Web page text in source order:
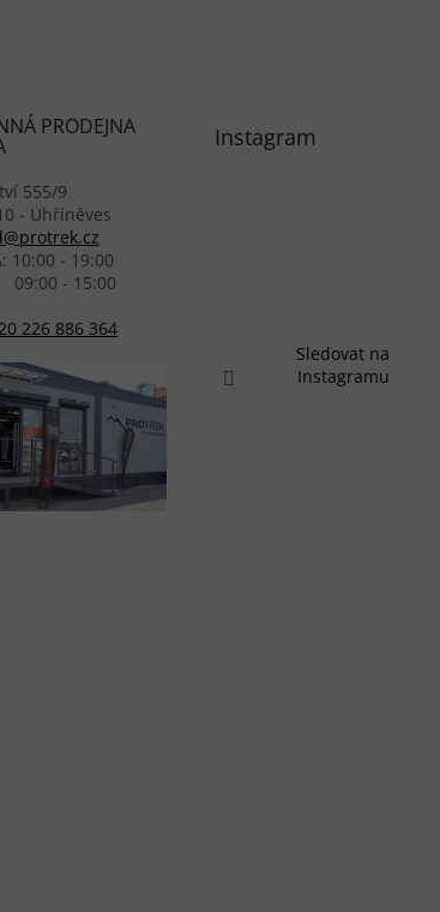
PRODEJNA
555/9
- Uhříněves
10:00 - 19:00
- 15:00
226 886 364
Instagram
Sledovat na
Instagramu